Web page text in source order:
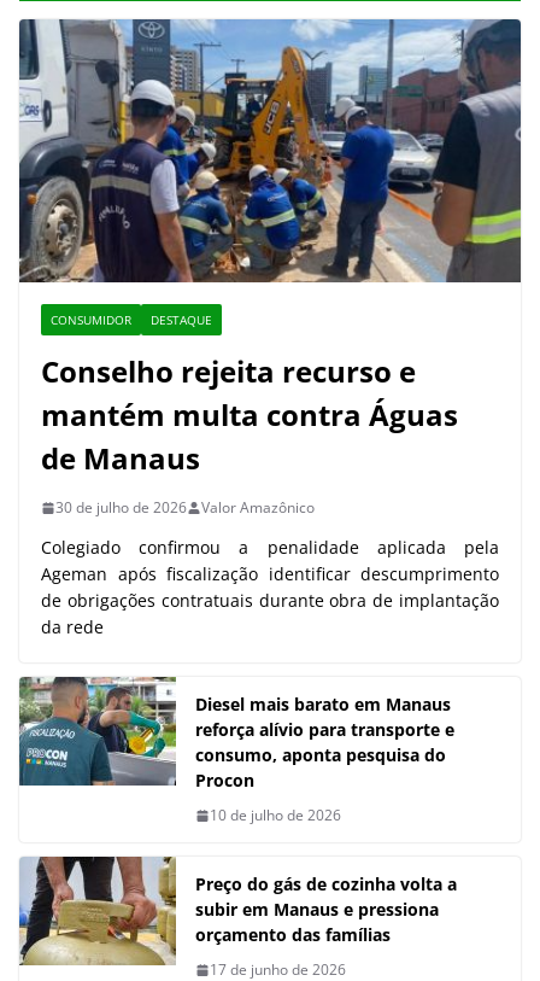
CONSUMIDOR DESTAQUE
Conselho rejeita recurso e
mantém multa contra Águas
de Manaus
30 de julho de 2026 Valor Amazônico
Colegiado confirmou a penalidade aplicada pela
Ageman após fiscalização identificar descumprimento
de obrigações contratuais durante obra de implantação
da rede
Diesel mais barato em Manaus
reforça alívio para transporte e
consumo, aponta pesquisa do
Procon
10 de julho de 2026
Preço do gás de cozinha volta a
subir em Manaus e pressiona
orçamento das famílias
17 de junho de 2026